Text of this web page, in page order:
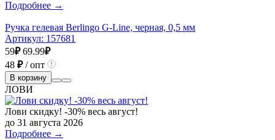
Подробнее →
Ручка гелевая Berlingo G-Line, черная, 0,5 мм
Артикул: 157681
59₽ 69.99₽
48 ₽/ опт
В корзину
ЛОВИ
Лови скидку! -30% весь август!
до 31 августа 2026
Подробнее →